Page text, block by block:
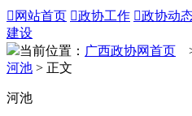
 网站首页 政协工作 政协动
建设
当前位置： 广西政协网首页
河池 > 正文
河池